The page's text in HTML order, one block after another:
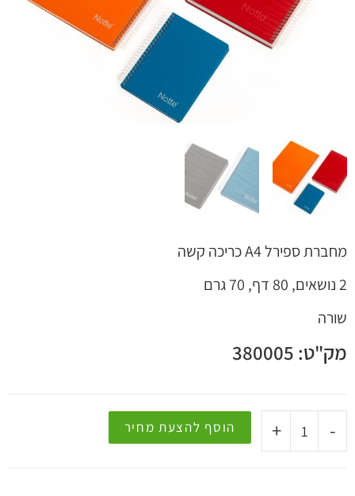
מחברת ספירל A4 כריכה קשה
2 נושאים, 80 דף, 70 גרם
שורה
מק"ט: 380005
-
+ הוסף להצעת מחיר